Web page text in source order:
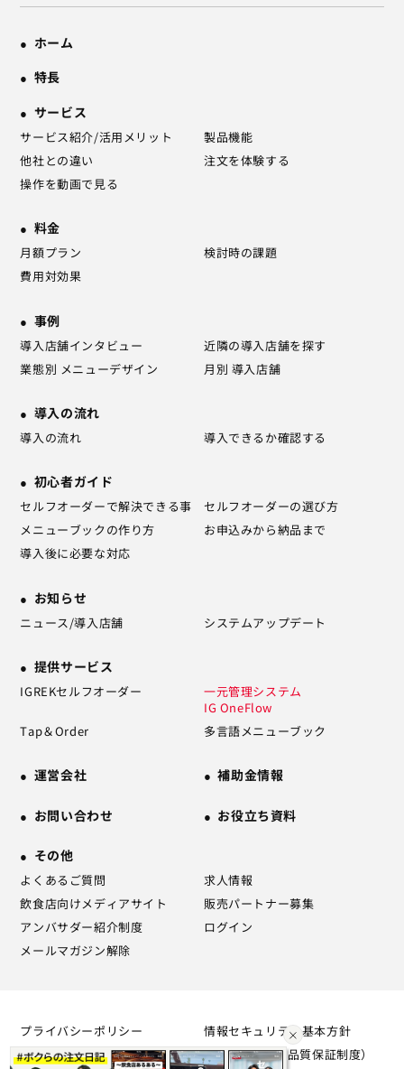
ホーム
特長
サービス
サービス紹介/活用メリット
製品機能
他社との違い
注文を体験する
操作を動画で見る
料金
月額プラン
検討時の課題
費用対効果
事例
導入店舗インタビュー
近隣の導入店舗を探す
業態別 メニューデザイン
月別 導入店舗
導入の流れ
導入の流れ 導入できるか確認する
初心者ガイド
セルフオーダーで解決できる事
セルフオーダーの選び方
メニューブックの作り方
お申込みから納品まで
導入後に必要な対応
お知らせ
ニュース/導入店舗 システムアップデート
提供サービス
IGREKセルフオーダー
一元管理システム
IG OneFlow
Tap＆Order
多言語メニューブック
運営会社 補助金情報
お問い合わせ お役立ち資料
その他
よくあるご質問
求人情報
飲食店向けメディアサイト
販売パートナー募集
アンバサダー紹介制度
ログイン
メールマガジン解除
プライバシーポリシー
情報セキュリティ基本方針
利用規約
SLA（サービス品質保証制度）